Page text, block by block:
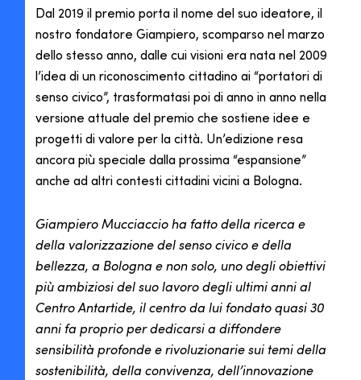
Dal 2019 il premio porta il nome del suo ideatore, il
nostro fondatore Giampiero, scomparso nel marzo
dello stesso anno, dalle cui visioni era nata nel 2009
l’idea di un riconoscimento cittadino ai “portatori di
senso civico”, trasformatasi poi di anno in anno nella
versione attuale del premio che sostiene idee e
progetti di valore per la città. Un’edizione resa
ancora più speciale dalla prossima “espansione”
anche ad altri contesti cittadini vicini a Bologna.
Giampiero Mucciaccio ha fatto della ricerca e
della valorizzazione del senso civico e della
bellezza, a Bologna e non solo, uno degli obiettivi
più ambiziosi del suo lavoro degli ultimi anni al
Centro Antartide, il centro da lui fondato quasi 30
anni fa proprio per dedicarsi a diffondere
sensibilità profonde e rivoluzionarie sui temi della
sostenibilità, della convivenza, dell’innovazione